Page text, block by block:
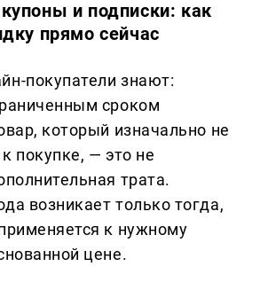
и подписки: как
прямо сейчас
покупатели знают:
сроком
который изначально не
покупке, — это не
трата.
возникает только тогда,
к нужному
цене.